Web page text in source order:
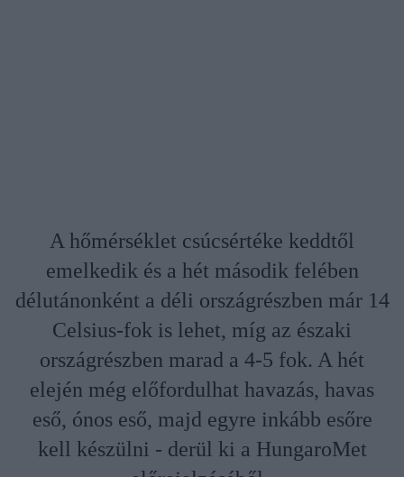
A hőmérséklet csúcsértéke keddtől
emelkedik és a hét második felében
délutánonként a déli országrészben már 14
Celsius-fok is lehet, míg az északi
országrészben marad a 4-5 fok. A hét
elején még előfordulhat havazás, havas
eső, ónos eső, majd egyre inkább esőre
kell készülni - derül ki a HungaroMet